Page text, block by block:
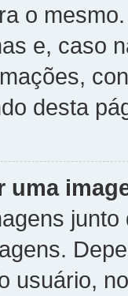
o
e, caso
desta
uma
usuário,